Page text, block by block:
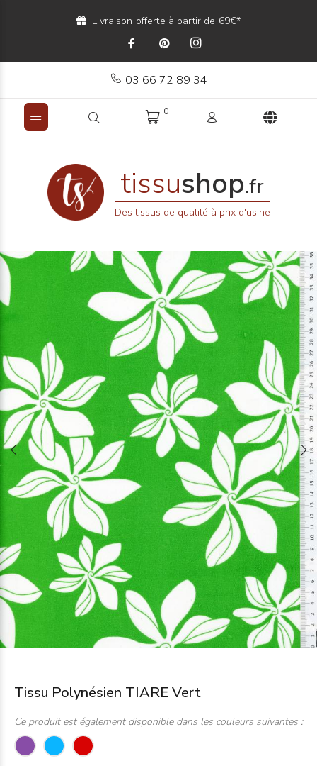
Livraison offerte à partir de 69€*
03 66 72 89 34
0
tissushop.fr
Des tissus de qualité à prix d'usine
Tissu Polynésien TIARE Vert
Ce produit est également disponible dans les couleurs suivantes :